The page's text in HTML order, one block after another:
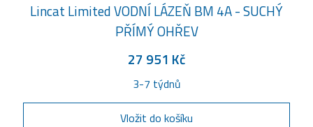
Lincat Limited VODNÍ LÁZEŇ BM 4A - SUCHÝ
PŘÍMÝ OHŘEV
27 951 Kč
3-7 týdnů
Vložit do košíku